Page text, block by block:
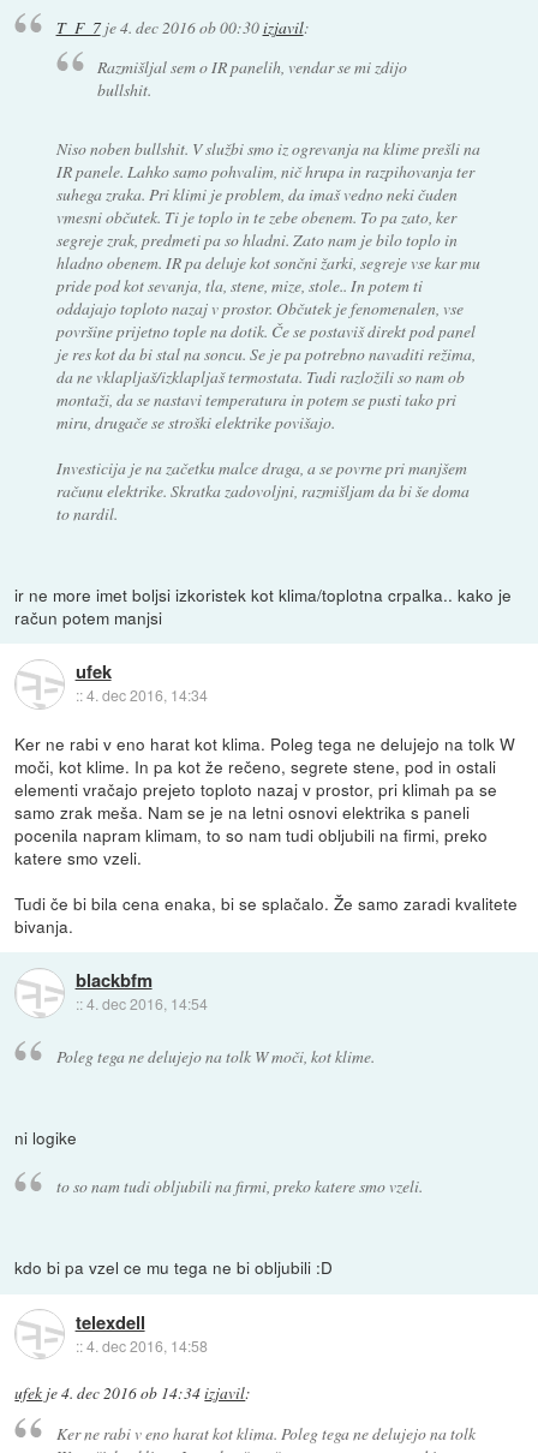
T_F_7je4. dec 2016 ob 00:30izjavil:
Razmišljal sem o IR panelih, vendar se mi zdijo
bullshit.
Niso noben bullshit. V službi smo iz ogrevanja na klime prešli na
IR panele. Lahko samo pohvalim, nič hrupa in razpihovanja ter
suhega zraka. Pri klimi je problem, da imaš vedno neki čuden
vmesni občutek. Ti je toplo in te zebe obenem. To pa zato, ker
segreje zrak, predmeti pa so hladni. Zato nam je bilo toplo in
hladno obenem. IR pa deluje kot sončni žarki, segreje vse kar mu
pride pod kot sevanja, tla, stene, mize, stole.. In potem ti
oddajajo toploto nazaj v prostor. Občutek je fenomenalen, vse
površine prijetno tople na dotik. Če se postaviš direkt pod panel
je res kot da bi stal na soncu. Se je pa potrebno navaditi režima,
da ne vklapljaš/izklapljaš termostata. Tudi razložili so nam ob
montaži, da se nastavi temperatura in potem se pusti tako pri
miru, drugače se stroški elektrike povišajo.
Investicija je na začetku malce draga, a se povrne pri manjšem
računu elektrike. Skratka zadovoljni, razmišljam da bi še doma
to nardil.
ir ne more imet boljsi izkoristek kot klima/toplotna crpalka.. kako je
račun potem manjsi
ufek
::4. dec 2016, 14:34
Ker ne rabi v eno harat kot klima. Poleg tega ne delujejo na tolk W
moči, kot klime. In pa kot že rečeno, segrete stene, pod in ostali
elementi vračajo prejeto toploto nazaj v prostor, pri klimah pa se
samo zrak meša. Nam se je na letni osnovi elektrika s paneli
pocenila napram klimam, to so nam tudi obljubili na firmi, preko
katere smo vzeli.
Tudi če bi bila cena enaka, bi se splačalo. Že samo zaradi kvalitete
bivanja.
blackbfm
::4. dec 2016, 14:54
Poleg tega ne delujejo na tolk W moči, kot klime.
ni logike
to so nam tudi obljubili na firmi, preko katere smo vzeli.
kdo bi pa vzel ce mu tega ne bi obljubili :D
telexdell
::4. dec 2016, 14:58
ufek je4. dec 2016 ob 14:34izjavil:
Ker ne rabi v eno harat kot klima. Poleg tega ne delujejo na tolk